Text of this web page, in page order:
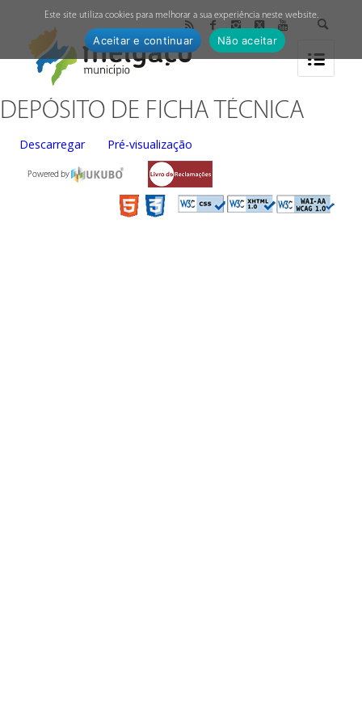
DEPÓSITO DE FICHA TÉCNICA
Descarregar Pré-visualização
Powered by
Este site utiliza cookies para melhorar a sua experiência neste website.
Aceitar e continuar Não aceitar